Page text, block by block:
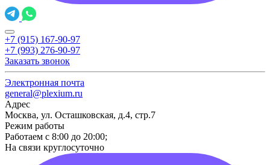
+7 (915) 167-90-97
+7 (993) 276-90-97
Заказать звонок
Электронная почта
general@plexium.ru
Адрес
Москва, ул. Осташковская, д.4, стр.7
Режим работы
Работаем с 8:00 до 20:00;
На связи круглосуточно